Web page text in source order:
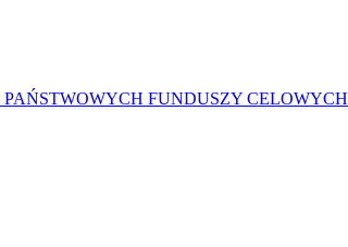
FUNDUSZY CELOWYCH